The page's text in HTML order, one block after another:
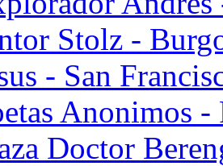
Stolz -
- San
Anonimos
Doctor